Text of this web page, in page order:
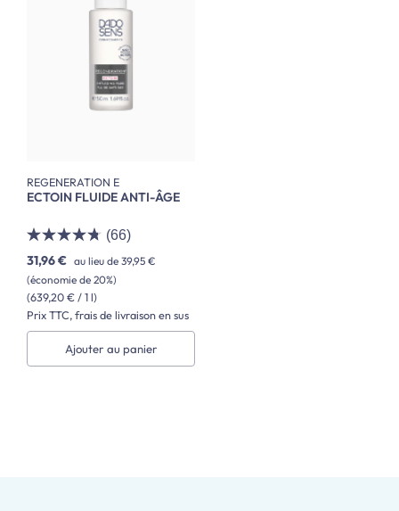
REGENERATION E
ECTOIN FLUIDE ANTI-ÂGE
(66)
(639,20 € / 1 l)
31,96 € au lieu de 39,95 €
(économie de 20%)
Prix TTC, frais de livraison en sus
Ajouter au panier